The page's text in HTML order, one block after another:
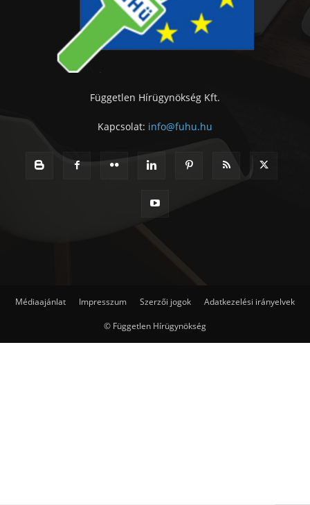
Független Hírügynökség Kft.
Kapcsolat: info@fuhu.hu
Médiaajánlat Impresszum Szerzői jogok Adatkezelési irányelvek
© Független Hírügynökség